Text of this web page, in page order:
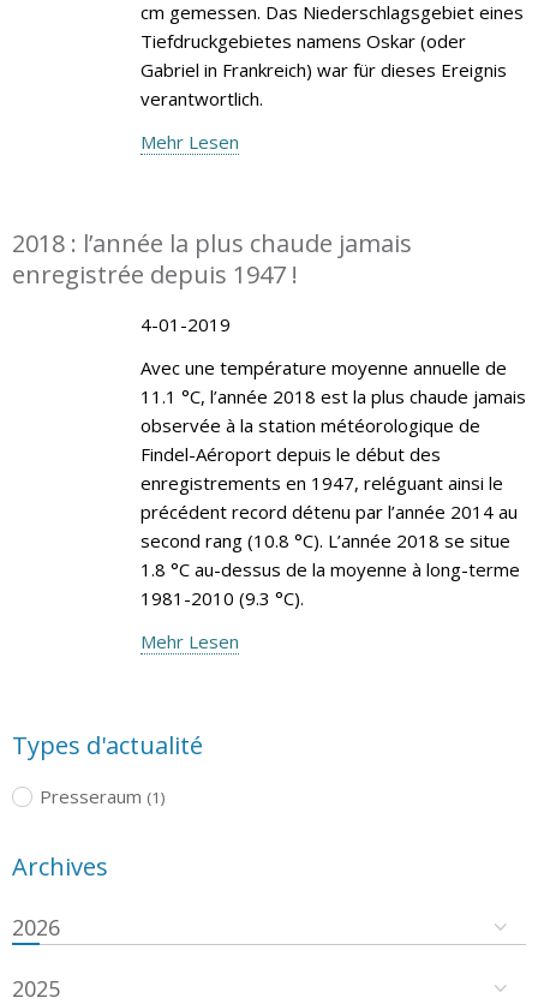
cm gemessen. Das Niederschlagsgebiet eines
Tiefdruckgebietes namens Oskar (oder
Gabriel in Frankreich) war für dieses Ereignis
verantwortlich.
Mehr Lesen
2018 : l’année la plus chaude jamais
enregistrée depuis 1947 !
4-01-2019
Avec une température moyenne annuelle de
11.1 °C, l’année 2018 est la plus chaude jamais
observée à la station météorologique de
Findel-Aéroport depuis le début des
enregistrements en 1947, reléguant ainsi le
précédent record détenu par l’année 2014 au
second rang (10.8 °C). L’année 2018 se situe
1.8 °C au-dessus de la moyenne à long-terme
1981-2010 (9.3 °C).
Mehr Lesen
Types d'actualité
Presseraum (1)
Archives
2026
2025